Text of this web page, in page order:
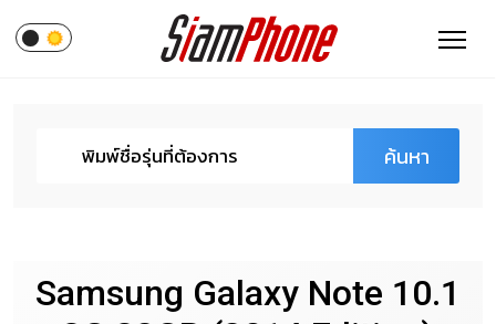
ค้นหา
Samsung Galaxy Note 10.1